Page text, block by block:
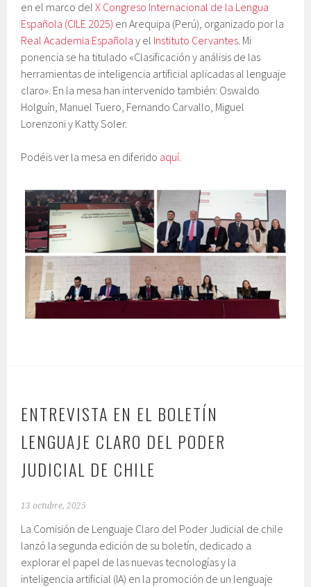
en el marco delX Congreso Internacional de la Lengua
Española (CILE 2025) en Arequipa (Perú), organizado por la
Real Academia Española y el Instituto Cervantes . Mi
ponencia se ha titulado «Clasificación y análisis de las
herramientas de inteligencia artificial aplicadas al lenguaje
claro». En la mesa han intervenido también: Oswaldo
Holguín, Manuel Tuero, Fernando Carvallo, Miguel
Lorenzoniy Katty Soler.
Podéis ver la mesa en diferido aquí
ENTREVISTA EN EL BOLETÍN
LENGUAJE CLARO DEL PODER
JUDICIAL DE CHILE
13 octubre, 2025
La Comisión de Lenguaje Claro del Poder Judicial de chile
lanzó la segunda edición de su boletín, dedicado a
explorar el papel de las nuevas tecnologías y la
inteligencia artificial (IA) en la promoción de un lenguaje